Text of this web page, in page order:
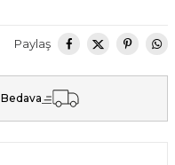
Paylaş